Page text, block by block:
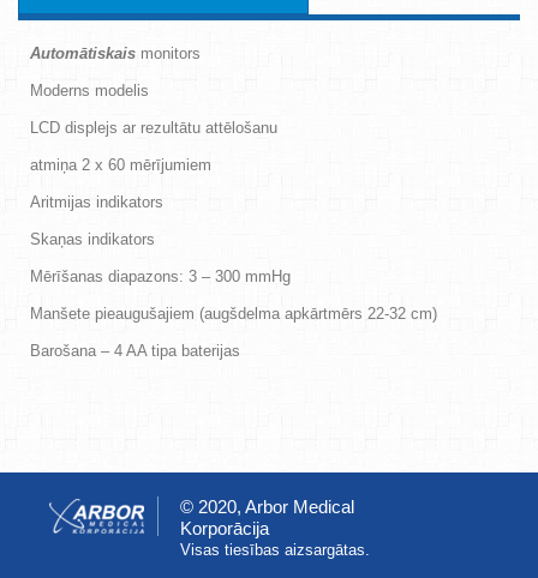
Automātiskais monitors
Moderns modelis
LCD displejs ar rezultātu attēlošanu
atmiņa 2 x 60 mērījumiem
Aritmijas indikators
Skaņas indikators
Mērīšanas diapazons: 3 – 300 mmHg
Manšete pieaugušajiem (augšdelma apkārtmērs 22-32 cm)
Barošana – 4 AA tipa baterijas
© 2020, Arbor Medical
Korporācija
Visas tiesības aizsargātas.